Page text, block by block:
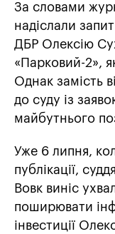
За словами
надіслали
ДБР Олексію
«Парковий-2»,
Однак замість
до суду із
майбутнього
Уже 6 липня,
публікації,
Вовк виніс
поширювати
інвестиції